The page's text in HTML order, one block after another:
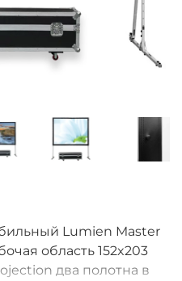
Lumien Master
область 152x203
два полотна в